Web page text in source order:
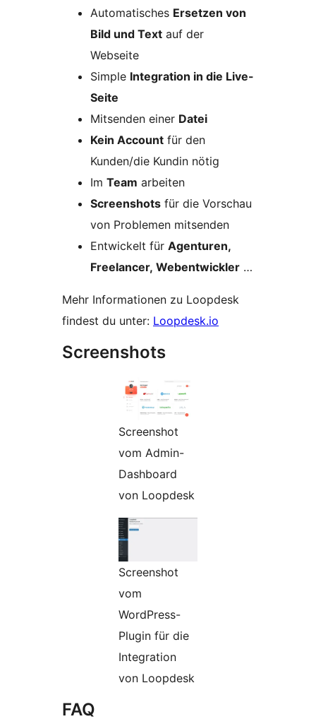
Automatisches Ersetzen von
Bild und Text auf der
Webseite
Simple Integration in die Live-
Seite
Mitsenden einer Datei
Kein Account für den
Kunden/die Kundin nötig
Im Team arbeiten
Screenshots für die Vorschau
von Problemen mitsenden
Entwickelt für Agenturen,
Freelancer, Webentwickler …
Mehr Informationen zu Loopdesk
findest du unter: Loopdesk.io
Screenshots
Screenshot
vom Admin-
Dashboard
von Loopdesk
Screenshot
vom
WordPress-
Plugin für die
Integration
von Loopdesk
FAQ